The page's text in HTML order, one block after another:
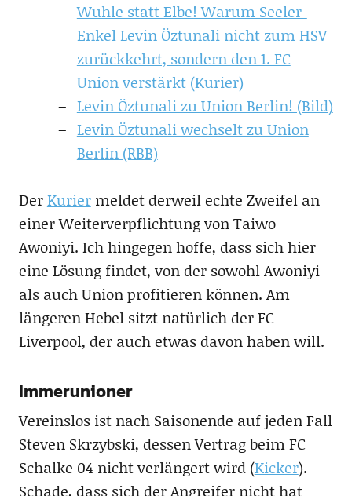
Wuhle statt Elbe! Warum Seeler-
Enkel Levin Öztunali nicht zum HSV
zurückkehrt, sondern den 1. FC
Union verstärkt (Kurier)
Levin Öztunali zu Union Berlin! (Bild)
Levin Öztunali wechselt zu Union
Berlin (RBB)
DerKuriermeldet derweil echte Zweifel an
einer Weiterverpflichtung von Taiwo
Awoniyi. Ich hingegen hoffe, dass sich hier
eine Lösung findet, von der sowohl Awoniyi
als auch Union profitieren können. Am
längeren Hebel sitzt natürlich der FC
Liverpool, der auch etwas davon haben will.
Immerunioner
Vereinslos ist nach Saisonende auf jeden Fall
Steven Skrzybski, dessen Vertrag beim FC
Schalke 04 nicht verlängert wird (Kicker).
Schade, dass sich der Angreifer nicht hat